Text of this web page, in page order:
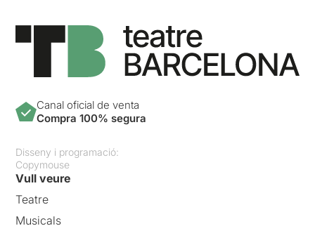
Canal oficial de venta
Compra 100% segura
Disseny i programació:
Copymouse
Vull veure
Teatre
Musicals